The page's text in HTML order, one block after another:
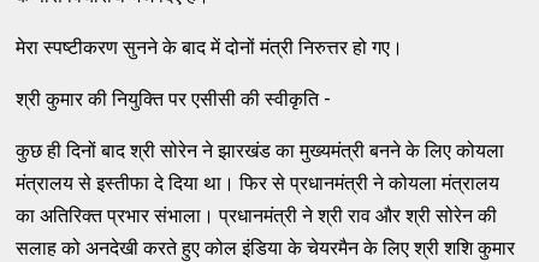
मेरा स्पष्टीकरण सुनने के बाद में दोनों मंत्री निरुत्तर हो गए।
श्री कुमार की नियुक्ति पर एसीसी की स्वीकृति -
कुछ ही दिनों बाद श्री सोरेन ने झारखंड का मुख्यमंत्री बनने के लिए कोयला
मंत्रालय से इस्तीफा दे दिया था। फिर से प्रधानमंत्री ने कोयला मंत्रालय
का अतिरिक्त प्रभार संभाला। प्रधानमंत्री ने श्री राव और श्री सोरेन की
सलाह को अनदेखी करते हुए कोल इंडिया के चेयरमैन के लिए श्री शशि कुमार